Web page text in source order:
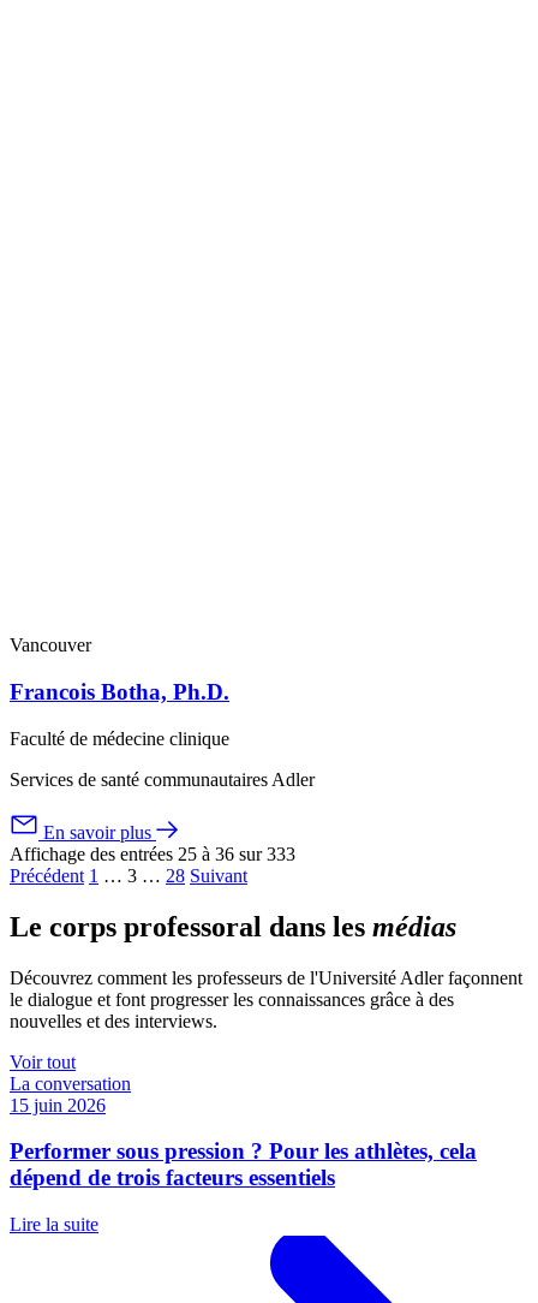
Vancouver
Francois Botha, Ph.D.
Faculté de médecine clinique
Services de santé communautaires Adler
En savoir plus
Affichage des entrées 25 à 36 sur 333
Précédent 1 … 3 … 28 Suivant
Le corps professoral dans les médias
Découvrez comment les professeurs de l'Université Adler façonnent
le dialogue et font progresser les connaissances grâce à des
nouvelles et des interviews.
Voir tout
La conversation
15 juin 2026
Performer sous pression ? Pour les athlètes, cela
dépend de trois facteurs essentiels
Lire la suite